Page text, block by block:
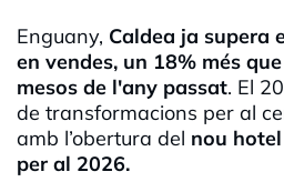
Enguany, Caldea ja supera
en vendes, un 18% més
mesos de l'any passat. El
de transformacions per al
amb l’obertura del nou
per al 2026.